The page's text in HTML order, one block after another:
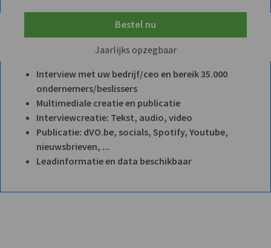
Bestel nu
Jaarlijks opzegbaar
Interview met uw bedrijf/ceo en bereik 35.000
ondernemers/beslissers
Multimediale creatie en publicatie
Interviewcreatie: Tekst, audio, video
Publicatie: dVO.be, socials, Spotify, Youtube,
nieuwsbrieven, ...
Leadinformatie en data beschikbaar